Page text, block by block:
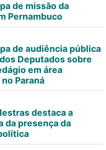
de missão da
Pernambuco
de audiência pública
Deputados sobre
em área
Paraná
destaca a
da presença da